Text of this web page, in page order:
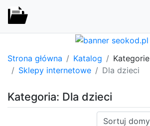
Strona główna Katalog
Kategorie
Sklepy internetowe
Dla dzieci
Kategoria: Dla dzieci
Sortuj: